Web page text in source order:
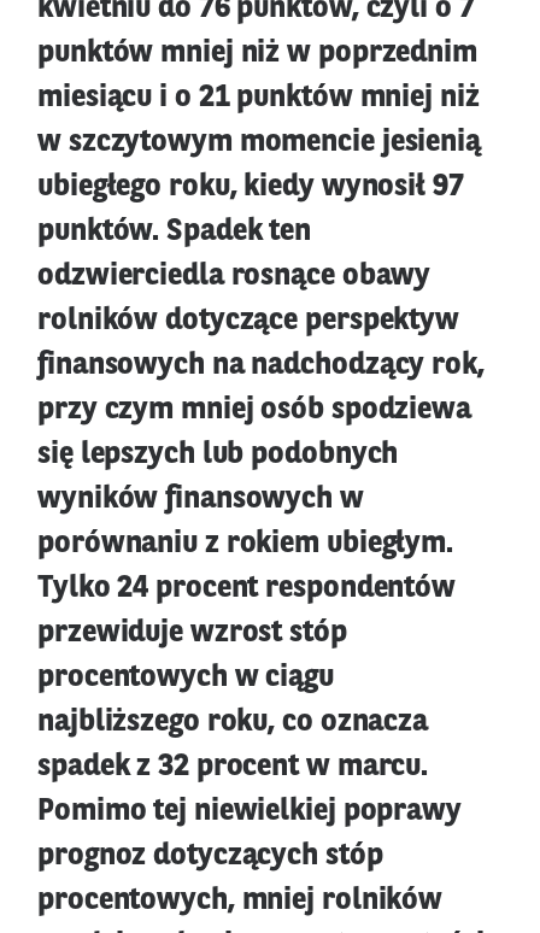
kwietniu do 76 punktów, czyli o 7
punktów mniej niż w poprzednim
miesiącu i o 21 punktów mniej niż
w szczytowym momencie jesienią
ubiegłego roku, kiedy wynosił 97
punktów. Spadek ten
odzwierciedla rosnące obawy
rolników dotyczące perspektyw
finansowych na nadchodzący rok,
przy czym mniej osób spodziewa
się lepszych lub podobnych
wyników finansowych w
porównaniu z rokiem ubiegłym.
Tylko 24 procent respondentów
przewiduje wzrost stóp
procentowych w ciągu
najbliższego roku, co oznacza
spadek z 32 procent w marcu.
Pomimo tej niewielkiej poprawy
prognoz dotyczących stóp
procentowych, mniej rolników